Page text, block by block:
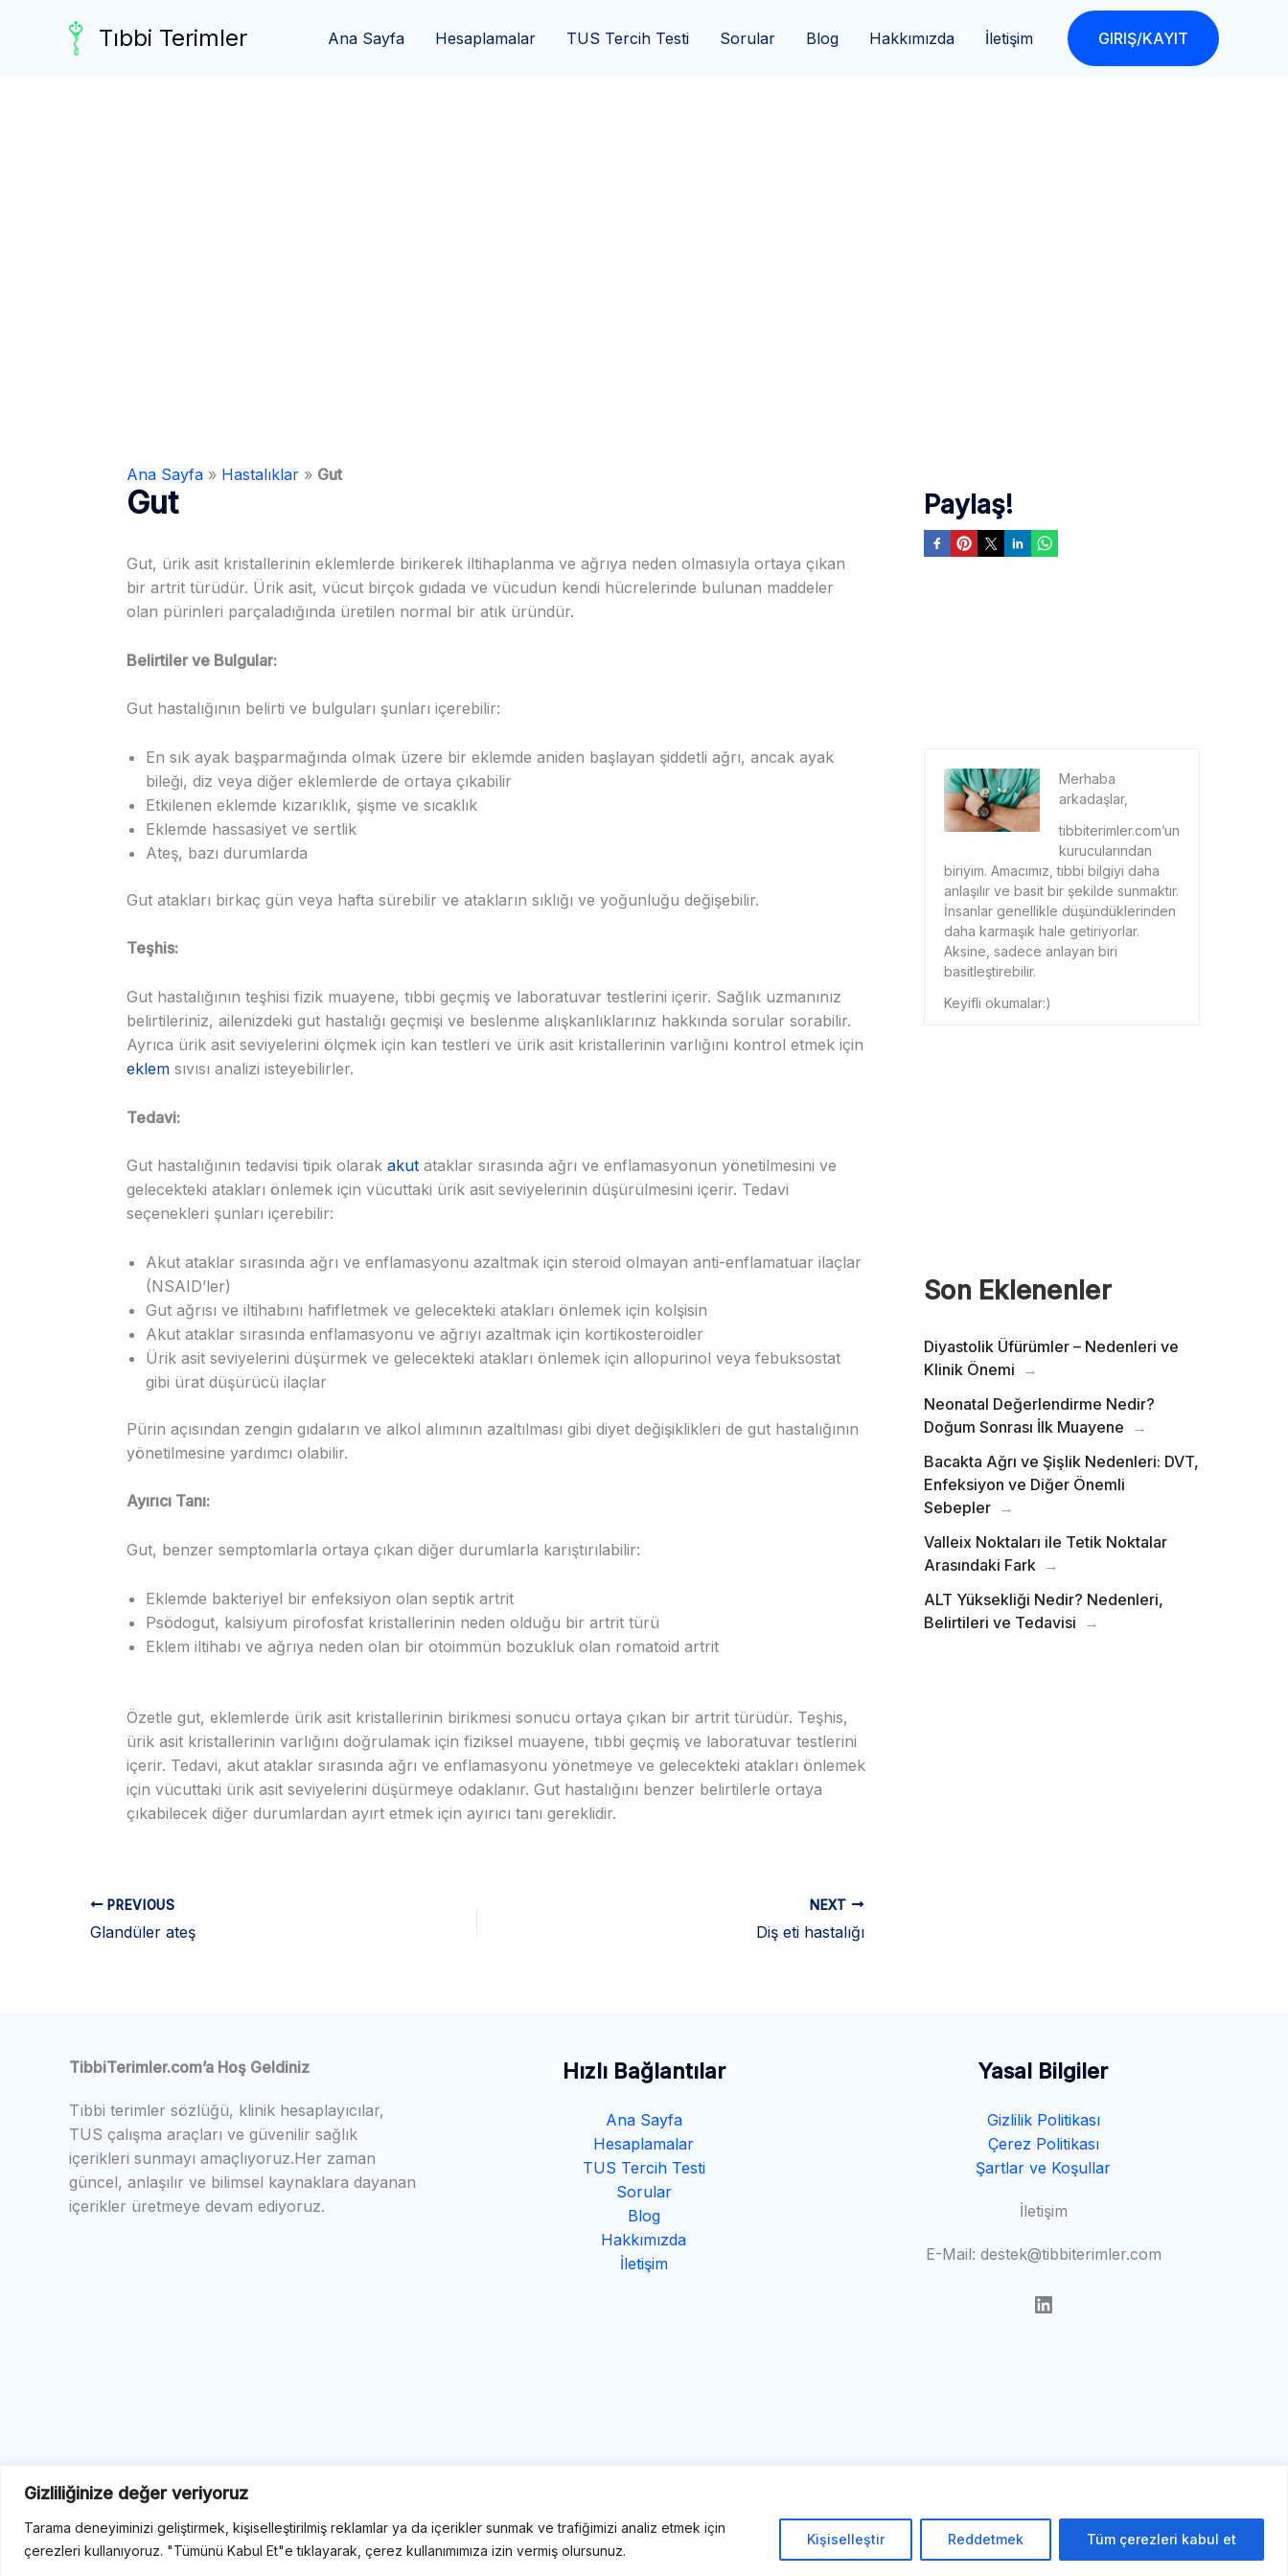
Gizliliğinize değer veriyoruz
Tarama deneyiminizi geliştirmek, kişiselleştirilmiş reklamlar ya da içerikler sunmak ve trafiğimizi analiz etmek için
çerezleri kullanıyoruz. "Tümünü Kabul Et"e tıklayarak, çerez kullanımımıza izin vermiş olursunuz.
Kişiselleştir Reddetmek Tüm çerezleri kabul et
Tıbbi Terimler Ana Sayfa Hesaplamalar TUS Tercih Testi Sorular Blog Hakkımızda İletişim GIRIŞ/KAYIT
Ana Sayfa » Hastalıklar » Gut
Gut
Gut, ürik asit kristallerinin eklemlerde birikerek iltihaplanma ve ağrıya neden olmasıyla ortaya çıkan
bir artrit türüdür. Ürik asit, vücut birçok gıdada ve vücudun kendi hücrelerinde bulunan maddeler
olan pürinleri parçaladığında üretilen normal bir atık üründür.
Belirtiler ve Bulgular:
Gut hastalığının belirti ve bulguları şunları içerebilir:
En sık ayak başparmağında olmak üzere bir eklemde aniden başlayan şiddetli ağrı, ancak ayak
bileği, diz veya diğer eklemlerde de ortaya çıkabilir
Etkilenen eklemde kızarıklık, şişme ve sıcaklık
Eklemde hassasiyet ve sertlik
Ateş, bazı durumlarda
Gut atakları birkaç gün veya hafta sürebilir ve atakların sıklığı ve yoğunluğu değişebilir.
Teşhis:
Gut hastalığının teşhisi fizik muayene, tıbbi geçmiş ve laboratuvar testlerini içerir. Sağlık uzmanınız
belirtileriniz, ailenizdeki gut hastalığı geçmişi ve beslenme alışkanlıklarınız hakkında sorular sorabilir.
Ayrıca ürik asit seviyelerini ölçmek için kan testleri ve ürik asit kristallerinin varlığını kontrol etmek için
eklem sıvısı analizi isteyebilirler.
Tedavi:
Gut hastalığının tedavisi tipik olarak akut ataklar sırasında ağrı ve enflamasyonun yönetilmesini ve
gelecekteki atakları önlemek için vücuttaki ürik asit seviyelerinin düşürülmesini içerir. Tedavi
seçenekleri şunları içerebilir:
Akut ataklar sırasında ağrı ve enflamasyonu azaltmak için steroid olmayan anti-enflamatuar ilaçlar
(NSAID’ler)
Gut ağrısı ve iltihabını hafifletmek ve gelecekteki atakları önlemek için kolşisin
Akut ataklar sırasında enflamasyonu ve ağrıyı azaltmak için kortikosteroidler
Ürik asit seviyelerini düşürmek ve gelecekteki atakları önlemek için allopurinol veya febuksostat
gibi ürat düşürücü ilaçlar
Pürin açısından zengin gıdaların ve alkol alımının azaltılması gibi diyet değişiklikleri de gut hastalığının
yönetilmesine yardımcı olabilir.
Ayırıcı Tanı:
Gut, benzer semptomlarla ortaya çıkan diğer durumlarla karıştırılabilir:
Eklemde bakteriyel bir enfeksiyon olan septik artrit
Psödogut, kalsiyum pirofosfat kristallerinin neden olduğu bir artrit türü
Eklem iltihabı ve ağrıya neden olan bir otoimmün bozukluk olan romatoid artrit
Özetle gut, eklemlerde ürik asit kristallerinin birikmesi sonucu ortaya çıkan bir artrit türüdür. Teşhis,
ürik asit kristallerinin varlığını doğrulamak için fiziksel muayene, tıbbi geçmiş ve laboratuvar testlerini
içerir. Tedavi, akut ataklar sırasında ağrı ve enflamasyonu yönetmeye ve gelecekteki atakları önlemek
için vücuttaki ürik asit seviyelerini düşürmeye odaklanır. Gut hastalığını benzer belirtilerle ortaya
çıkabilecek diğer durumlardan ayırt etmek için ayırıcı tanı gereklidir.
PREVIOUS
Glandüler ateş
NEXT
Diş eti hastalığı
Paylaş!
Merhaba
arkadaşlar,
tibbiterimler.com’un
kurucularından
biriyim. Amacımız, tıbbi bilgiyi daha
anlaşılır ve basit bir şekilde sunmaktır.
İnsanlar genellikle düşündüklerinden
daha karmaşık hale getiriyorlar.
Aksine, sadece anlayan biri
basitleştirebilir.
Keyifli okumalar:)
Son Eklenenler
Diyastolik Üfürümler – Nedenleri ve
Klinik Önemi
Neonatal Değerlendirme Nedir?
Doğum Sonrası İlk Muayene
Bacakta Ağrı ve Şişlik Nedenleri: DVT,
Enfeksiyon ve Diğer Önemli
Sebepler
Valleix Noktaları ile Tetik Noktalar
Arasındaki Fark
ALT Yüksekliği Nedir? Nedenleri,
Belirtileri ve Tedavisi
TibbiTerimler.com’a Hoş Geldiniz
Tıbbi terimler sözlüğü, klinik hesaplayıcılar,
TUS çalışma araçları ve güvenilir sağlık
içerikleri sunmayı amaçlıyoruz.Her zaman
güncel, anlaşılır ve bilimsel kaynaklara dayanan
içerikler üretmeye devam ediyoruz.
Hızlı Bağlantılar
Ana Sayfa
Hesaplamalar
TUS Tercih Testi
Sorular
Blog
Hakkımızda
İletişim
Yasal Bilgiler
Gizlilik Politikası
Çerez Politikası
Şartlar ve Koşullar
İletişim
E-Mail: destek@tibbiterimler.com
LinkedIn
Telif Hakkı © 2026 Tıbbi Terimler